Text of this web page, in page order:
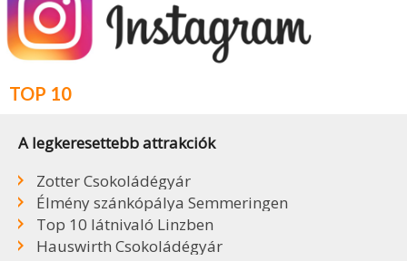
TOP 10
A legkeresettebb attrakciók
Zotter Csokoládégyár
Élmény szánkópálya Semmeringen
Top 10 látnivaló Linzben
Hauswirth Csokoládégyár